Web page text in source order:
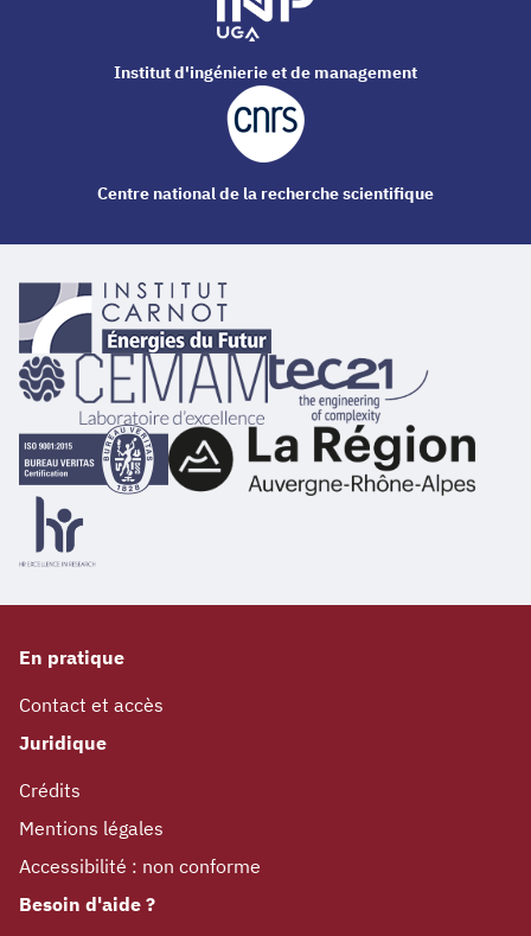
En pratique
Contact et accès
Juridique
Crédits
Mentions légales
Accessibilité : non conforme
Besoin d'aide ?
Institut d'ingénierie et de management
Centre national de la recherche scientifique